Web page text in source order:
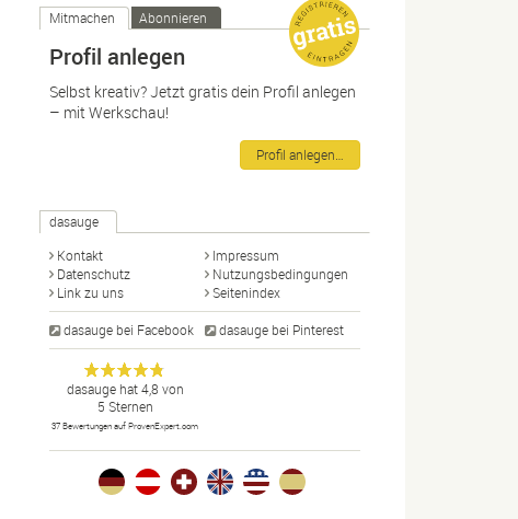
Mitmachen Abonnieren
Profil anlegen
Selbst kreativ? Jetzt gratis dein Profil anlegen
– mit Werkschau!
Profil anlegen…
dasauge
Kontakt
Impressum
Datenschutz
Nutzungsbedingungen
Link zu uns
Seitenindex
dasauge bei Facebook dasauge bei Pinterest
dasauge
Designer,
Fotografen,
Agenturen,
Portfolios
und Jobs.
Anonym
dasaugehat4,8 von
5 Sternen
37 Bewertungen auf ProvenExpert.com